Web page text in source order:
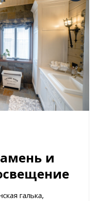
и
галька,